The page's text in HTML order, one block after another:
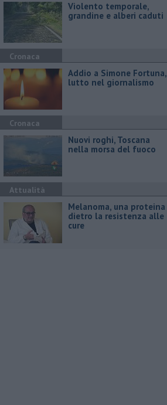
Violento temporale,
grandine e alberi caduti
Cronaca
Addio a Simone Fortuna,
lutto nel giornalismo
Cronaca
Nuovi roghi, Toscana
nella morsa del fuoco
Attualità
Melanoma, una proteina
dietro la resistenza alle
cure